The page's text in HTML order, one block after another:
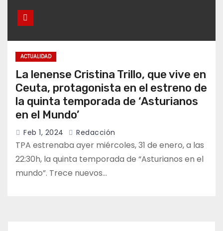
ACTUALIDAD
La lenense Cristina Trillo, que vive en
Ceuta, protagonista en el estreno de
la quinta temporada de ‘Asturianos
en el Mundo’
Feb 1, 2024 Redacción
TPA estrenaba ayer miércoles, 31 de enero, a las
22:30h, la quinta temporada de “Asturianos en el
mundo”. Trece nuevos…